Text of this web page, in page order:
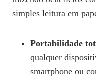
simples leitura em
Portabilidade
qualquer
smartphone ou